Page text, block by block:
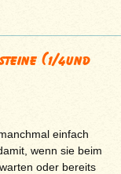
(1/4und
einfach
wenn sie beim
oder bereits